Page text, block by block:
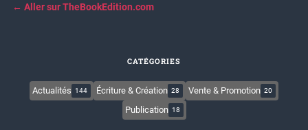
← Aller sur TheBookEdition.com
CATÉGORIES
Actualités 144 Écriture & Création 28 Vente & Promotion 20
Publication 18